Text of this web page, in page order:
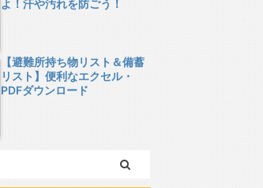
よ！汗や汚れを防ごう！
【避難所持ち物リスト＆備蓄
リスト】便利なエクセル・
PDFダウンロード